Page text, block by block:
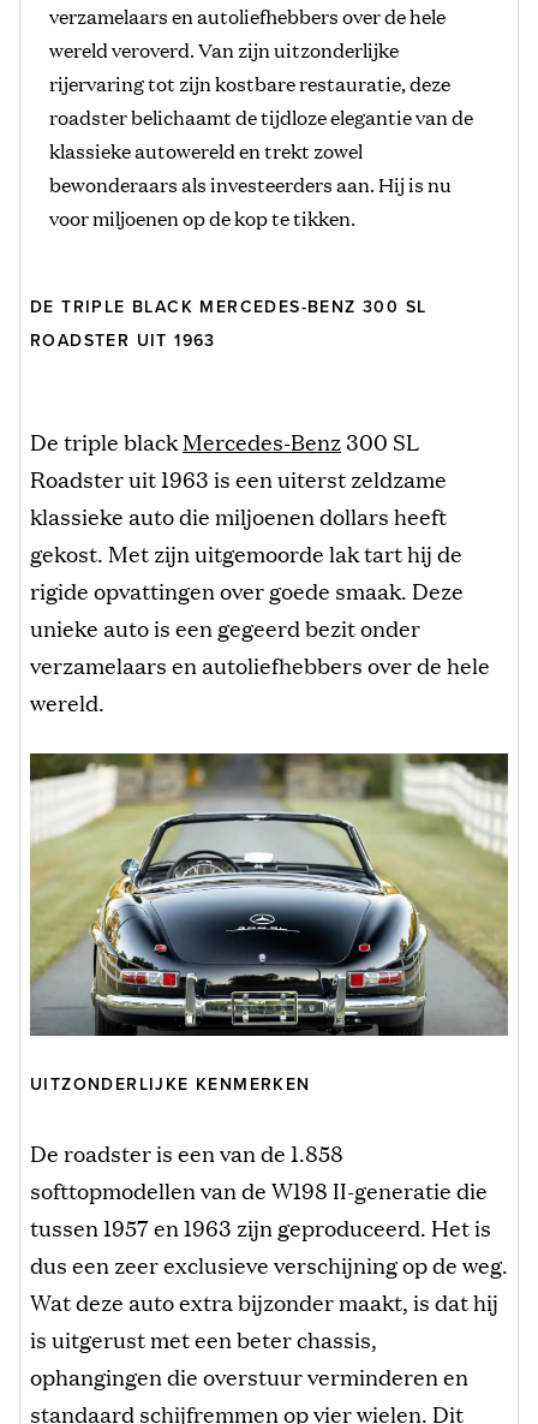
verzamelaars en autoliefhebbers over de hele
wereld veroverd. Van zijn uitzonderlijke
rijervaring tot zijn kostbare restauratie, deze
roadster belichaamt de tijdloze elegantie van de
klassieke autowereld en trekt zowel
bewonderaars als investeerders aan. Hij is nu
voor miljoenen op de kop te tikken.
DE TRIPLE BLACK MERCEDES-BENZ 300 SL
ROADSTER UIT 1963
De triple blackMercedes-Benz300 SL
Roadster uit 1963 is een uiterst zeldzame
klassieke auto die miljoenen dollars heeft
gekost. Met zijn uitgemoorde lak tart hij de
rigide opvattingen over goede smaak. Deze
unieke auto is een gegeerd bezit onder
verzamelaars en autoliefhebbers over de hele
wereld.
UITZONDERLIJKE KENMERKEN
De roadster is een van de 1.858
softtopmodellen van de W198 II-generatie die
tussen 1957 en 1963 zijn geproduceerd. Het is
dus een zeer exclusieve verschijning op de weg.
Wat deze auto extra bijzonder maakt, is dat hij
is uitgerust met een beter chassis,
ophangingen die overstuur verminderen en
standaard schijfremmen op vier wielen. Dit